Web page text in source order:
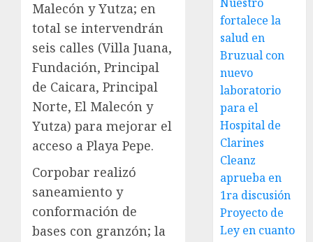
Malecón y Yutza; en
total se intervendrán
seis calles (Villa Juana,
Fundación, Principal
de Caicara, Principal
Norte, El Malecón y
Yutza) para mejorar el
acceso a Playa Pepe.
Corpobar realizó
saneamiento y
conformación de
bases con granzón; la
fortalece la
salud en
Bruzual con
nuevo
laboratorio
para el
Hospital de
Clarines
Cleanz
aprueba en
1ra discusión
Proyecto de
Ley en cuanto